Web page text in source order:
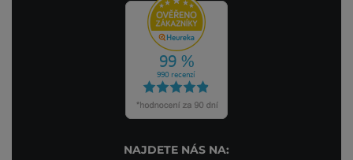
NAJDETE NÁS NA: